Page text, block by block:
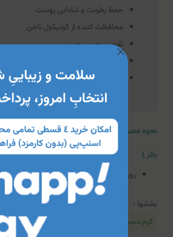
حفظ رطوبت و شادابی پوست
محافظت کننده از کوتیکول ناخن
تقویت پوست دست
فاقد پارابن
نحوه مصرف کرم مرطوب کننده دست و ناخن
باتر )
روزانه به دفعات مورد نیاز روی پوست دست
بخشها :
کرم دست